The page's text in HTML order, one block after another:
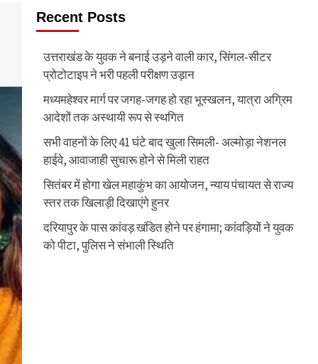
Recent Posts
उत्तराखंड के युवक ने बनाई उड़ने वाली कार, सिंगल-सीटर
प्रोटोटाइप ने भरी पहली परीक्षण उड़ान
मध्यमहेश्वर मार्ग पर जगह-जगह हो रहा भूस्खलन, यात्रा अग्रिम
आदेशों तक अस्थायी रूप से स्थगित
सभी वाहनों के लिए 41 घंटे बाद खुला सिमली- अल्मोड़ा नेशनल
हाईवे, आवाजाही सुचारू होने से मिली राहत
सितंबर में होगा खेल महाकुंभ का आयोजन, न्याय पंचायत से राज्य
स्तर तक खिलाड़ी दिखाएंगे हुनर
दरियापुर के पास कांवड़ खंडित होने पर हंगामा; कांवड़ियों ने युवक
को पीटा, पुलिस ने संभाली स्थिति